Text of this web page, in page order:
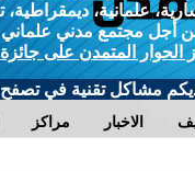
علمانية،
أجل مجتمع مدني علماني
الحوار المتمدن على
مشاكل تقنية في تصفح
مراكز الاخبار